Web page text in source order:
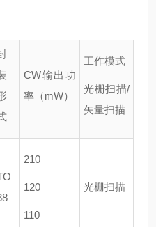
CW输出功
率（mW）
工作模式
光栅扫描/
矢量扫描
210
120
110
光栅扫描